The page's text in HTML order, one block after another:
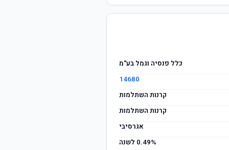
כלל פנסיה וגמל בע"מ
14680
קרנות השתלמות
קרנות השתלמות
אגרסיבי
0.49% לשנה